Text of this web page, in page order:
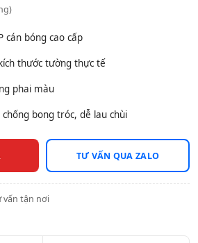
cán bóng cao cấp
thước tường thực tế
phai màu
bong tróc, dễ lau chùi
TƯ VẤN QUA ZALO
vấn tận nơi